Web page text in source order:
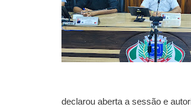
declarou aberta a sessão e